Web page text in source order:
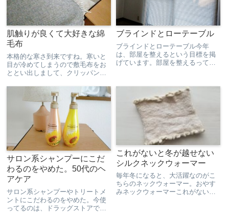
肌触りが良くて大好きな綿
毛布
本格的な寒さ到来ですね。寒いと
目が冷めてしまうので敷毛布をお
ととい出しまして、クリッパンの
い、完全に冬仕様になりました。
そして、昨日から綿毛布を使い始
めました。職場が変わったとき、
緊張とストレスで寝汗をすごく
ブラインドとローテーブル
ブラインドとローテーブル今年
は、部屋を整えるという目標を掲
げています。部屋を整えるってち
が溢れた部屋にしたいと」いうニ
ュアンスです。で、まず手を付け
たのが、カーテンをブラインドに
サロン系シャンプーにこだ
わるのをやめた。50代のヘ
アケア
サロン系シャンプーやトリートメ
ントにこだわるのをやめた。今使
ってるのは、ドラッグストアで買
これがないと冬が越せない
シルクネックウォーマー
毎年冬になると、大活躍なのがこ
ちらのネックウォーマー。おやす
みネックウォーマーこれがないと